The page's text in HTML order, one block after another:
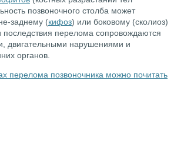
позвоночного столба может
заднему (кифоз) или боковому (сколиоз)
последствия перелома сопровождаются
двигательными нарушениями и
органов.
перелома позвоночника можно почитать